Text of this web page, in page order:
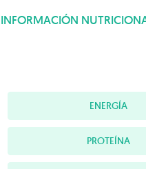
INFORMACIÓN
ENERGÍA
PROTEÍNA